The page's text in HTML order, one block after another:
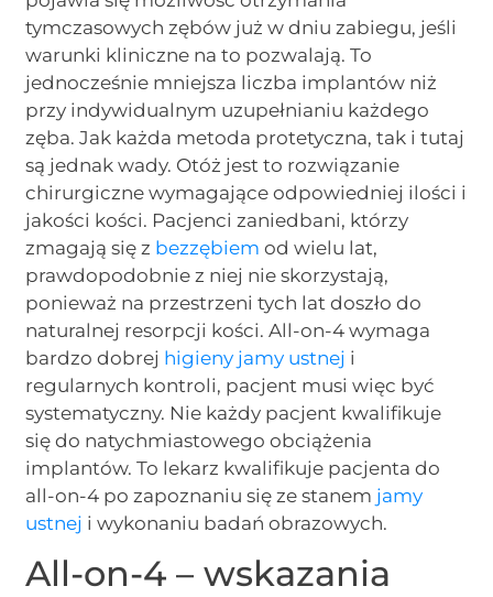
tymczasowych zębów już w dniu zabiegu, jeśli
warunki kliniczne na to pozwalają. To
jednocześnie mniejsza liczba implantów niż
przy indywidualnym uzupełnianiu każdego
zęba. Jak każda metoda protetyczna, tak i tutaj
są jednak wady. Otóż jest to rozwiązanie
chirurgiczne wymagające odpowiedniej ilości i
jakości kości. Pacjenci zaniedbani, którzy
zmagają się z bezzębiem od wielu lat,
prawdopodobnie z niej nie skorzystają,
ponieważ na przestrzeni tych lat doszło do
naturalnej resorpcji kości. All-on-4 wymaga
bardzo dobrej higieny jamy ustnej i
regularnych kontroli, pacjent musi więc być
systematyczny. Nie każdy pacjent kwalifikuje
się do natychmiastowego obciążenia
implantów. To lekarz kwalifikuje pacjenta do
all-on-4 po zapoznaniu się ze stanem jamy
ustnej i wykonaniu badań obrazowych.
All-on-4 – wskazania